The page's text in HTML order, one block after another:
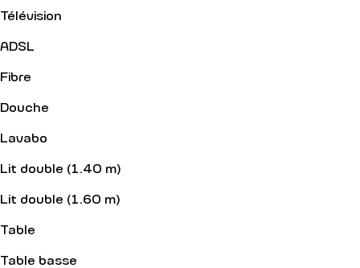
Télévision
ADSL
Fibre
Douche
Lavabo
Lit double (1.40 m)
Lit double (1.60 m)
Table
Table basse